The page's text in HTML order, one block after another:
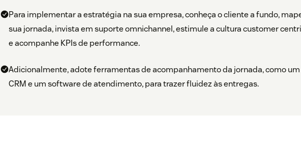
Para implementar a estratégia na sua empresa, conheça o cliente a fundo,
sua jornada, invista em suporte omnichannel, estimule a cultura customer
e acompanhe KPIs de performance.
Adicionalmente, adote ferramentas de acompanhamento da jornada, como um
CRM e um software de atendimento, para trazer fluidez às entregas.